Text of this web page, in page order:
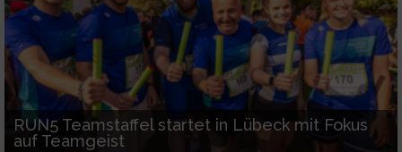
RUN5 Teamstaffel startet in Lübeck mit Fokus
auf Teamgeist